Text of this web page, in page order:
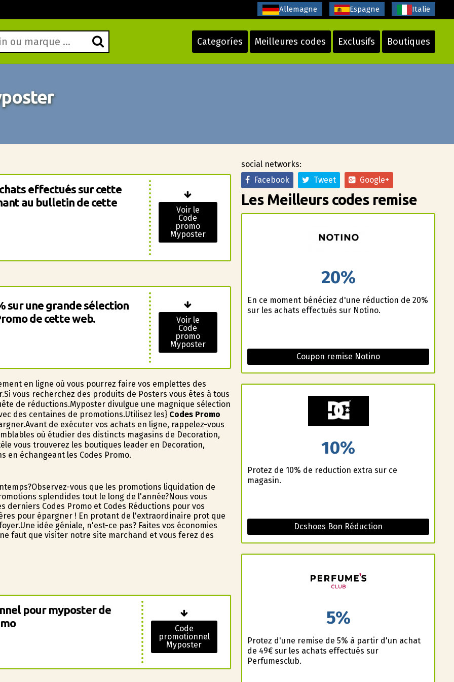
Categoríes Meilleures codes Exclusifs Boutiques
Allemagne Espagne Italie
effectués sur cette
au bulletin de cette
Voir le
Code
promo
Myposter
sur une grande sélection
de cette web.
Voir le
Code
promo
Myposter
en ligne où vous pourrez faire vos emplettes des
vous recherchez des produits de Posters vous êtes à tous
de réductions.Myposter divulgue une magnifique sélection
des centaines de promotions.Utilisez les} Codes Promo
de exécuter vos achats en ligne, rappelez-vous
où étudier des distincts magasins de Decoration,
vous trouverez les boutiques leader en Decoration,
en échangeant les Codes Promo.
vous que les promotions liquidation de
splendides tout le long de l'année?Nous vous
Codes Promo et Codes Réductions pour vos
pour épargner ! En profitant de l'extraordinaire profit que
idée géniale, n'est-ce pas? Faites vos économies
faut que visiter notre site marchand et vous ferez des
pour myposter de
Code
promotionnel
Myposter
social networks:
Facebook
Tweet Google+
Les Meilleurs codes remise
20%
En ce moment bénéficiez d'une réduction de 20%
sur les achats effectués sur Notino.
Coupon remise Notino
10%
Profitez de 10% de reduction extra sur ce
magasin.
Dcshoes Bon Réduction
5%
Profitez d'une remise de 5% à partir d'un achat
de 49€ sur les achats effectués sur
Perfumesclub.